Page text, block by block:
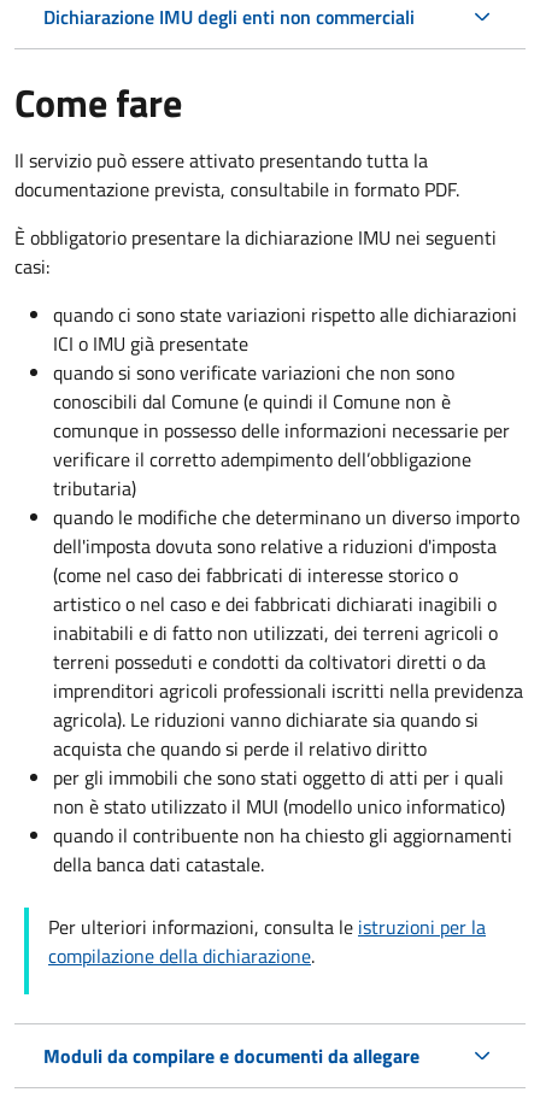
Dichiarazione IMU degli enti non commerciali
Come fare
Il servizio può essere attivato presentando tutta la
documentazione prevista, consultabile in formato PDF.
È obbligatorio presentare la dichiarazione IMU nei seguenti
casi:
quando ci sono state variazioni rispetto alle dichiarazioni
ICI o IMU già presentate
quando si sono verificate variazioni che non sono
conoscibili dal Comune (e quindi il Comune non è
comunque in possesso delle informazioni necessarie per
verificare il corretto adempimento dell’obbligazione
tributaria)
quando le modifiche che determinano un diverso importo
dell'imposta dovuta sono relative a riduzioni d'imposta
(come nel caso dei fabbricati di interesse storico o
artistico o nel caso e dei fabbricati dichiarati inagibili o
inabitabili e di fatto non utilizzati, dei terreni agricoli o
terreni posseduti e condotti da coltivatori diretti o da
imprenditori agricoli professionali iscritti nella previdenza
agricola). Le riduzioni vanno dichiarate sia quando si
acquista che quando si perde il relativo diritto
per gli immobili che sono stati oggetto di atti per i quali
non è stato utilizzato il MUI (modello unico informatico)
quando il contribuente non ha chiesto gli aggiornamenti
della banca dati catastale.
Per ulteriori informazioni, consulta le istruzioni per la
compilazione della dichiarazione.
Moduli da compilare e documenti da allegare